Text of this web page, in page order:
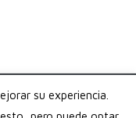
- Todos los derechos
su experiencia.